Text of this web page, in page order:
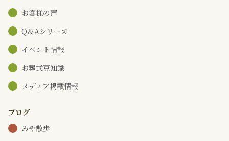
お客様の声
Q＆Aシリーズ
イベント情報
お葬式豆知識
メディア掲載情報
ブログ
みや散歩